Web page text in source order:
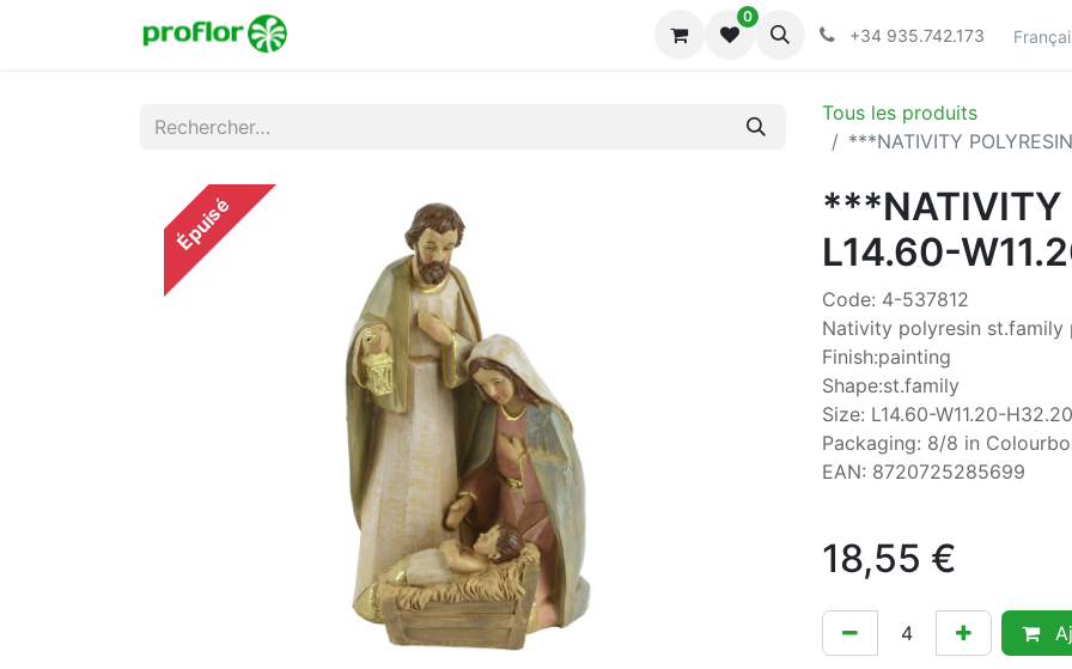
Collections
0
+34 935.742.173
Tous les produits
***NATIVITY
Épuisé
***NATIVITY
L14.60-
Code: 4-537812
Nativity polyresin st.family
Finish:painting
Shape:st.family
Size: L14.60-W11.20-
Packaging: 8/8 in
EAN: 8720725285699
18,55 €